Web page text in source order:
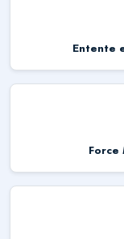
Entente
Force